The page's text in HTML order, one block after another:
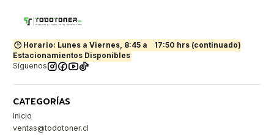
🕒 Horario: Lunes a Viernes, 8:45 a
17:50 hrs (continuado)
Estacionamientos Disponibles
Síguenos
CATEGORÍAS
Inicio
ventas@todotoner.cl